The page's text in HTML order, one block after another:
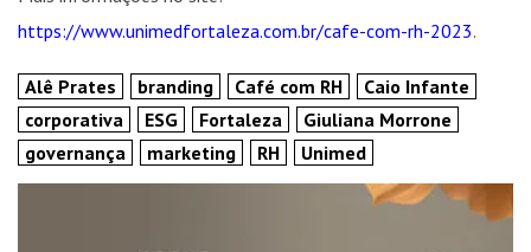
https://www.unimedfortaleza.com.br/cafe-com-rh-2023.
Alê Prates branding Café com RH
Caio Infante
corporativa
ESG Fortaleza
Giuliana Morrone
governança
marketing RH Unimed